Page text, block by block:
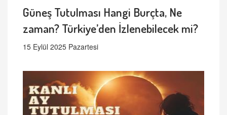
Güneş Tutulması Hangi Burçta, Ne
zaman? Türkiye’den İzlenebilecek mi?
15 Eylül 2025 Pazartesi